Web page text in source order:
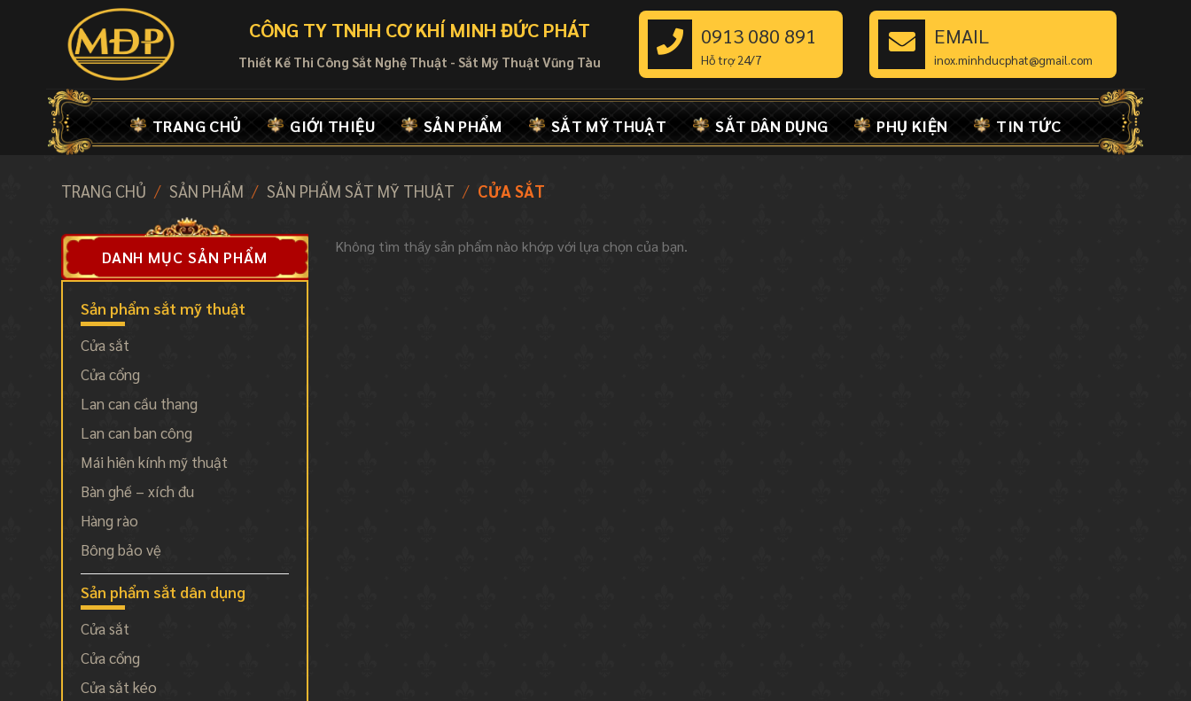
CÔNG TY TNHH CƠ KHÍ MINH ĐỨC PHÁT
Thiết Kế Thi Công Sắt Nghệ Thuật - Sắt Mỹ Thuật Vũng Tàu
0913 080 891
Hỗ trợ 24/7
EMAIL
inox.minhducphat@gmail.com
TRANG CHỦ GIỚI THIỆU SẢN PHẨM SẮT MỸ THUẬT SẮT DÂN DỤNG PHỤ KIỆN TIN TỨC
TRANG CHỦ / SẢN PHẨM / SẢN PHẨM SẮT MỸ THUẬT / CỬA SẮT
DANH MỤC SẢN PHẨM
Sản phẩm sắt mỹ thuật
Cửa sắt
Cửa cổng
Lan can cầu thang
Lan can ban công
Mái hiên kính mỹ thuật
Bàn ghế – xích đu
Hàng rào
Bông bảo vệ
Sản phẩm sắt dân dụng
Cửa sắt
Cửa cổng
Cửa sắt kéo
Không tìm thấy sản phẩm nào khớp với lựa chọn của bạn.